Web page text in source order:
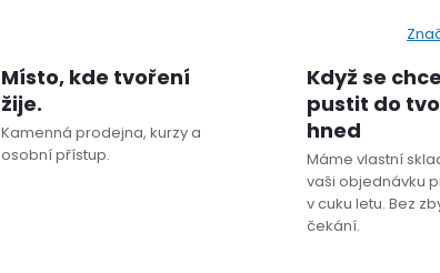
Místo, kde tvoření
žije.
Kamenná prodejna, kurzy a
osobní přístup.
Když se
pustit do
hned
Máme vlastní
vaši objednávku
v cuku letu. Bez
čekání.